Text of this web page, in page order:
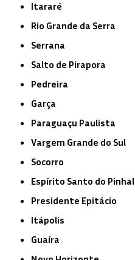
Itararé
Rio Grande da Serra
Serrana
Salto de Pirapora
Pedreira
Garça
Paraguaçu Paulista
Vargem Grande do Sul
Socorro
Espírito Santo do Pinhal
Presidente Epitácio
Itápolis
Guaíra